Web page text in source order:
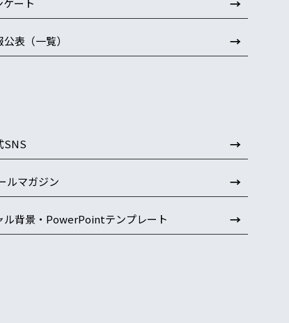
ート →
表（一覧） →
SNS →
ルマガジン →
ル背景・PowerPointテンプレート →